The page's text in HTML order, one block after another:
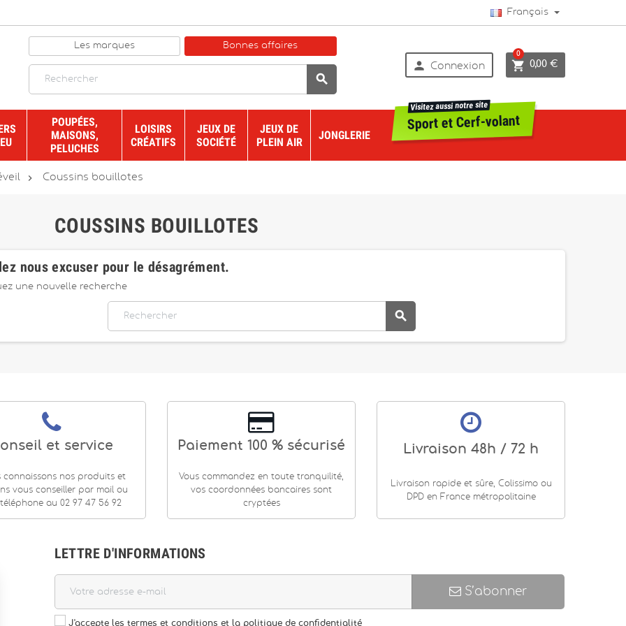
Français
Les marques Bonnes affaires

 Connexion  0,00 €
0
POUPÉES,
MAISONS,
PELUCHES
LOISIRS
CRÉATIFS
JEUX DE
SOCIÉTÉ
JEUX DE
PLEIN AIR
JONGLERIE
Sport et Cerf-volant
Visitez aussi notre site
 Coussins bouillotes
COUSSINS BOUILLOTES
nous excuser pour le désagrément.
une nouvelle recherche

et service
connaissons nos produits et
vous conseiller par mail ou
au 02 97 47 56 92
Paiement 100 % sécurisé
Vous commandez en toute tranquilité,
vos coordonnées bancaires sont
cryptées
Livraison 48h / 72 h
Livraison rapide et sûre, Colissimo ou
DPD en France métropolitaine
LETTRE D'INFORMATIONS
S’abonner
J'accepte les termes et conditions et la politique de confidentialité